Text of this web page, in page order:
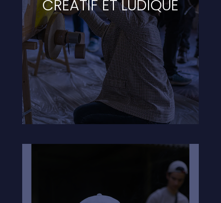
CRÉATIF ET LUDIQUE